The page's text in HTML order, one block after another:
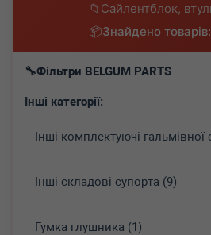
Сайлентблок,
Знайдено
Фільтри BELGUM PARTS
Інші категорії:
Інші комплектуючі гальмівної
Інші складові супорта (9)
Гумка глушника (1)